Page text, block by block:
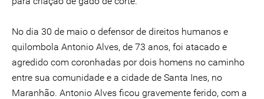
No dia 30 de maio o defensor de direitos humanos e
quilombola Antonio Alves, de 73 anos, foi atacado e
agredido com coronhadas por dois homens no caminho
entre sua comunidade e a cidade de Santa Ines, no
Maranhão. Antonio Alves ficou gravemente ferido, com a